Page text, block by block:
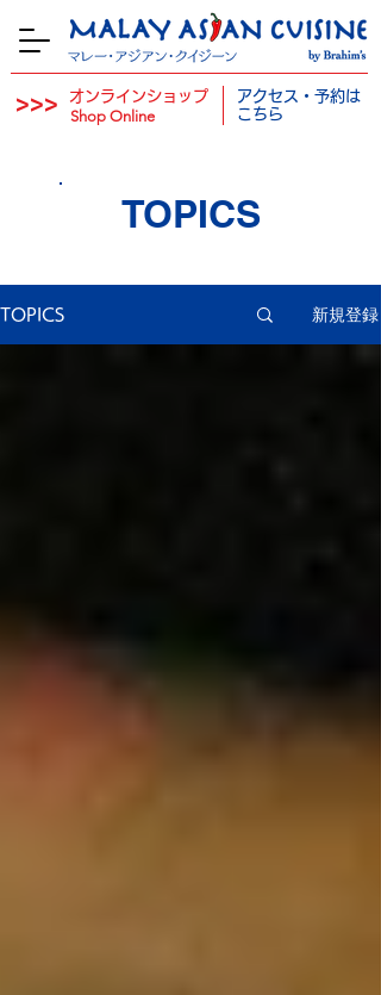
>>> オンラインショップ
Shop Online
アクセス・予約は
​ こちら
TOPICS
TOPICS 新規登録